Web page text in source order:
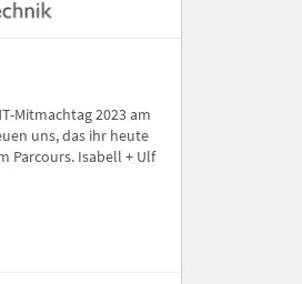
Mitmachtag 2023 am
uns, das ihr heute
Parcours. Isabell + Ulf